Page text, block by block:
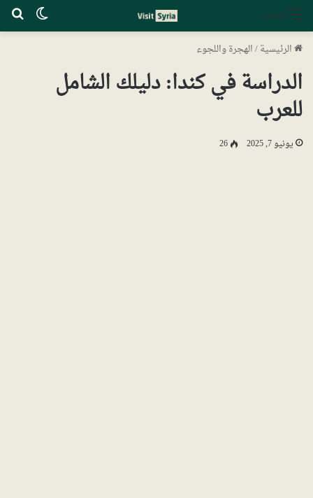
القائمة
الرئيسية/الهجرة واللجوء
الدراسة في كندا: دليلك الشامل
للعرب
يونيو 7, 2025 26